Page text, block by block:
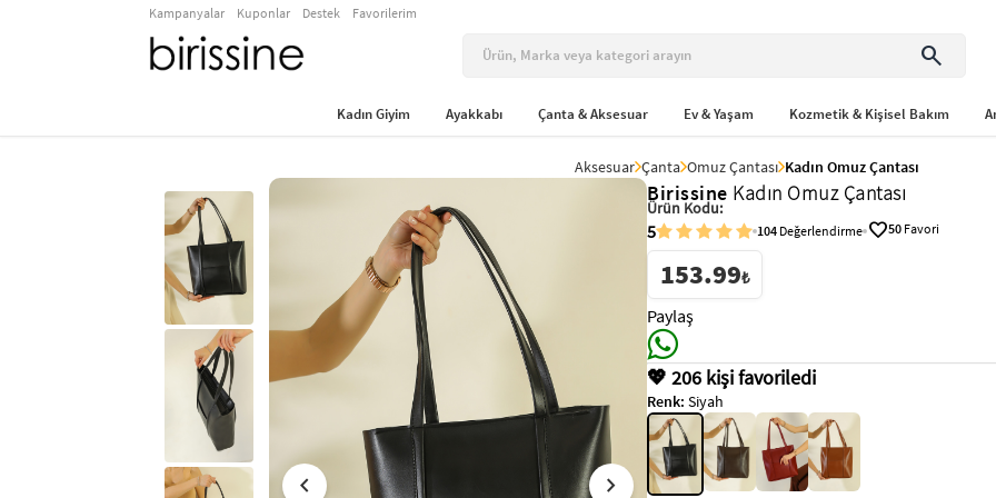
Kampanyalar Kuponlar Destek Favorilerim
search
Kadın Giyim Ayakkabı Çanta & Aksesuar Ev & Yaşam Kozmetik & Kişisel Bakım
Aksesuar Çanta Omuz Çantası Kadın Omuz Çantası
chevron_left chevron_right
Birissine Kadın Omuz Çantası
Ürün Kodu:
5 104 Değerlendirme favorite50 Favori
153.99₺
Paylaş
💖 206 kişi favoriledi
Renk: Siyah